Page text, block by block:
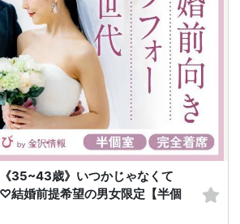
35~43歳》いつかじゃなくて
♡結婚前提希望の男女限定【半個